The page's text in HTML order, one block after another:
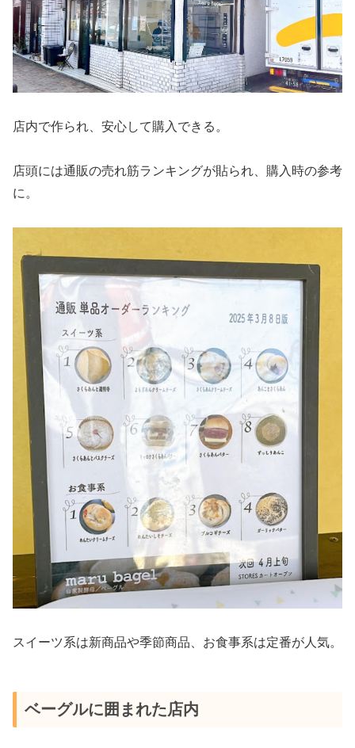
店内で作られ、安心して購入できる。
店頭には通販の売れ筋ランキングが貼られ、購入時の参考
に。
スイーツ系は新商品や季節商品、お食事系は定番が人気。
ベーグルに囲まれた店内